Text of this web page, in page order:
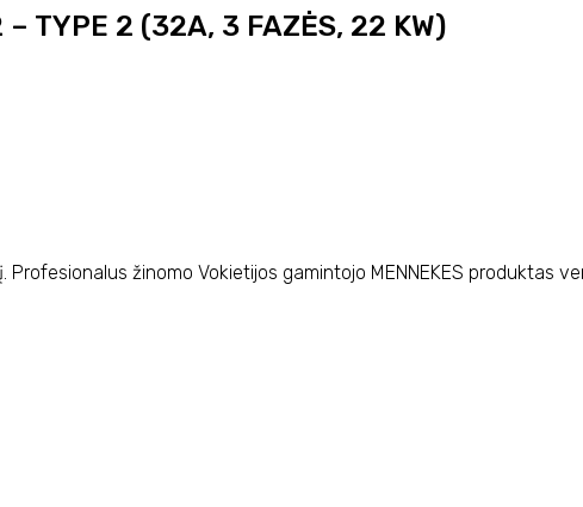
TYPE 2 (32A, 3 FAZĖS, 22 KW)
žinomo Vokietijos gamintojo MENNEKES produktas